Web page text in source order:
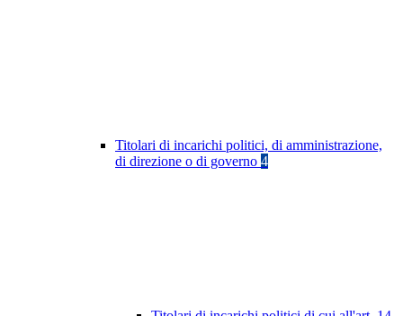
Titolari di incarichi politici, di amministrazione,
di direzione o di governo 4